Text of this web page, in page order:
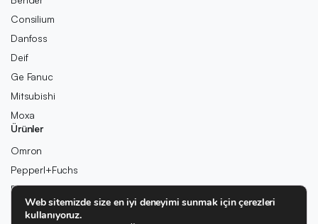
Consilium
Danfoss
Deif
Ge Fanuc
Mitsubishi
Moxa
Ürünler
Omron
Pepperl+Fuchs
Pilz
Rexroth
Web sitemizde size en iyi deneyimi sunmak için çerezleri
kullanıyoruz.